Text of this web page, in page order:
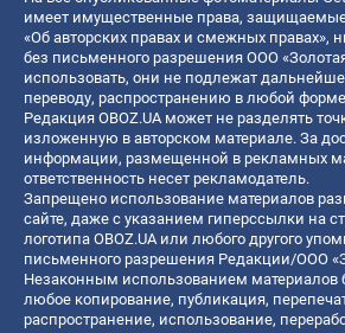
имеет имущественные права,
«Об авторских правах и смежных правах»,
без письменного разрешения ООО
использовать, они не подлежат
переводу, распространению в любой
Редакция OBOZ.UA может не разделять
изложенную в авторском материале. За
информации, размещенной в рекламных
ответственность несет рекламодатель.
Запрещено использование материалов
сайте, даже с указанием гиперссылки на
логотипа OBOZ.UA или любого другого
письменного разрешения Редакции/ООО
Незаконным использованием материалов
любое копирование, публикация,
распространение, использование,